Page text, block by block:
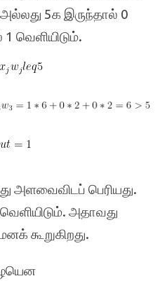
அல்லது 5க இருந்தால் 0
வெளியிடும்.
அளவைவிடப் பெரியது.
அதாவது
கூறுகிறது.